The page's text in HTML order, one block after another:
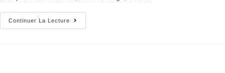
Continuer La Lecture